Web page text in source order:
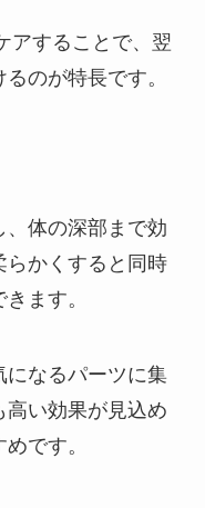
アすることで、翌
のが特長です。
、体の深部まで効
らかくすると同時
ます。
になるパーツに集
高い効果が見込め
です。